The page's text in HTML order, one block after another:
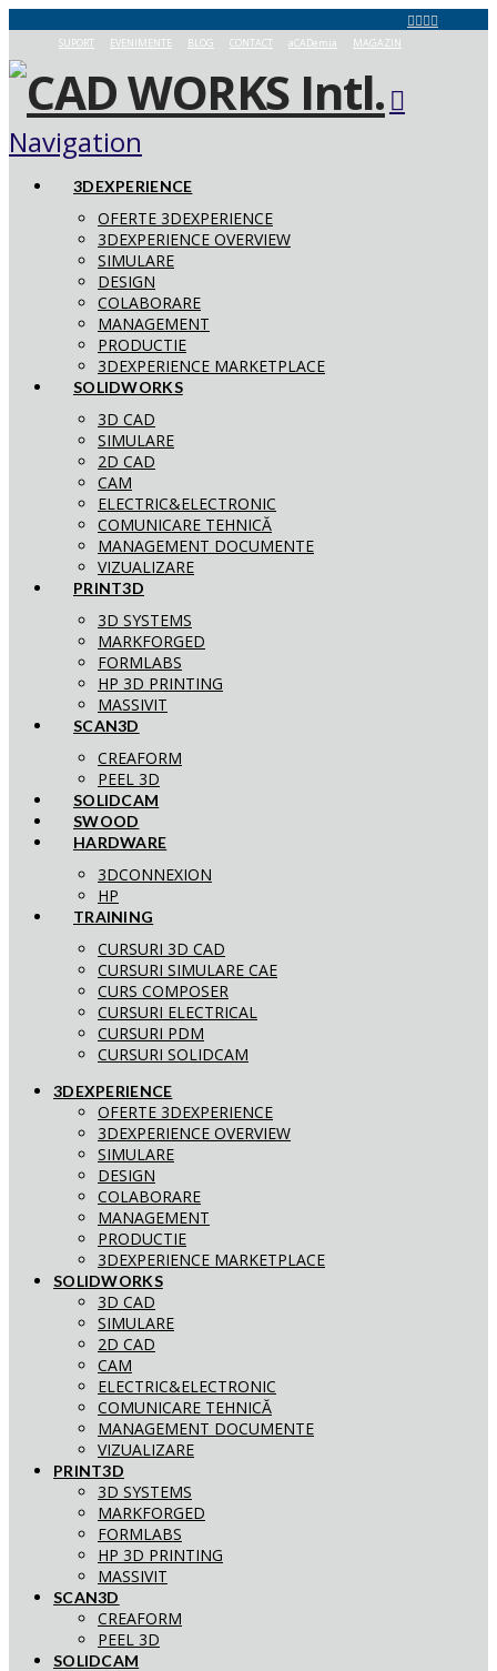
SUPORT EVENIMENTE BLOG CONTACT aCADemia MAGAZIN
Navigation
3DEXPERIENCE
OFERTE 3DEXPERIENCE
3DEXPERIENCE OVERVIEW
SIMULARE
DESIGN
COLABORARE
MANAGEMENT
PRODUCTIE
3DEXPERIENCE MARKETPLACE
SOLIDWORKS
3D CAD
SIMULARE
2D CAD
CAM
ELECTRIC&ELECTRONIC
COMUNICARE TEHNICĂ
MANAGEMENT DOCUMENTE
VIZUALIZARE
PRINT3D
3D SYSTEMS
MARKFORGED
FORMLABS
HP 3D PRINTING
MASSIVIT
SCAN3D
CREAFORM
PEEL 3D
SOLIDCAM
SWOOD
HARDWARE
3DCONNEXION
HP
TRAINING
CURSURI 3D CAD
CURSURI SIMULARE CAE
CURS COMPOSER
CURSURI ELECTRICAL
CURSURI PDM
CURSURI SOLIDCAM
3DEXPERIENCE
OFERTE 3DEXPERIENCE
3DEXPERIENCE OVERVIEW
SIMULARE
DESIGN
COLABORARE
MANAGEMENT
PRODUCTIE
3DEXPERIENCE MARKETPLACE
SOLIDWORKS
3D CAD
SIMULARE
2D CAD
CAM
ELECTRIC&ELECTRONIC
COMUNICARE TEHNICĂ
MANAGEMENT DOCUMENTE
VIZUALIZARE
PRINT3D
3D SYSTEMS
MARKFORGED
FORMLABS
HP 3D PRINTING
MASSIVIT
SCAN3D
CREAFORM
PEEL 3D
SOLIDCAM